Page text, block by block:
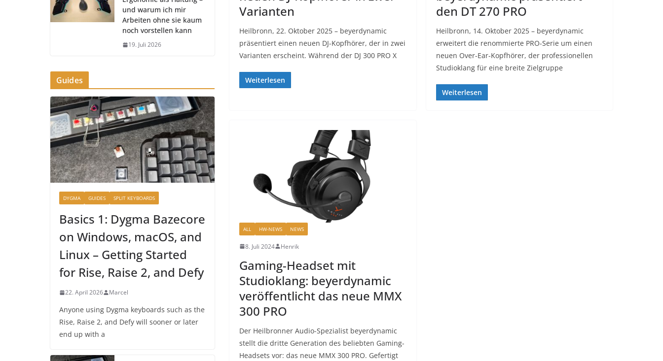
Varianten
Heilbronn, 22. Oktober 2025 – beyerdynamic
präsentiert einen neuen DJ-Kopfhörer, der in zwei
Varianten erscheint. Während der DJ 300 PRO X
Weiterlesen
den DT 270 PRO
Heilbronn, 14. Oktober 2025 – beyerdynamic
erweitert die renommierte PRO-Serie um einen
neuen Over-Ear-Kopfhörer, der professionellen
Studioklang für eine breite Zielgruppe
Weiterlesen
ALL HW-NEWS NEWS
8. Juli 2024 Henrik
Gaming-Headset mit
Studioklang: beyerdynamic
veröffentlicht das neue MMX
300 PRO
Der Heilbronner Audio-Spezialist beyerdynamic
stellt die dritte Generation des beliebten Gaming-
Headsets vor: das neue MMX 300 PRO. Gefertigt
und warum ich mir
Arbeiten ohne sie kaum
noch vorstellen kann
19. Juli 2026
Guides
DYGMA GUIDES SPLIT KEYBOARDS
Basics 1: Dygma Bazecore
on Windows, macOS, and
Linux – Getting Started
for Rise, Raise 2, and Defy
22. April 2026 Marcel
Anyone using Dygma keyboards such as the
Rise, Raise 2, and Defy will sooner or later
end up with a